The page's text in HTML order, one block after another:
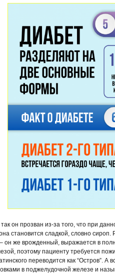
он прозван из-за того, что при
становится сладкой, словно
он же врожденный, выражается в
поэтому пациенту требуется
переводится как “Остров”.
в поджелудочной железе и